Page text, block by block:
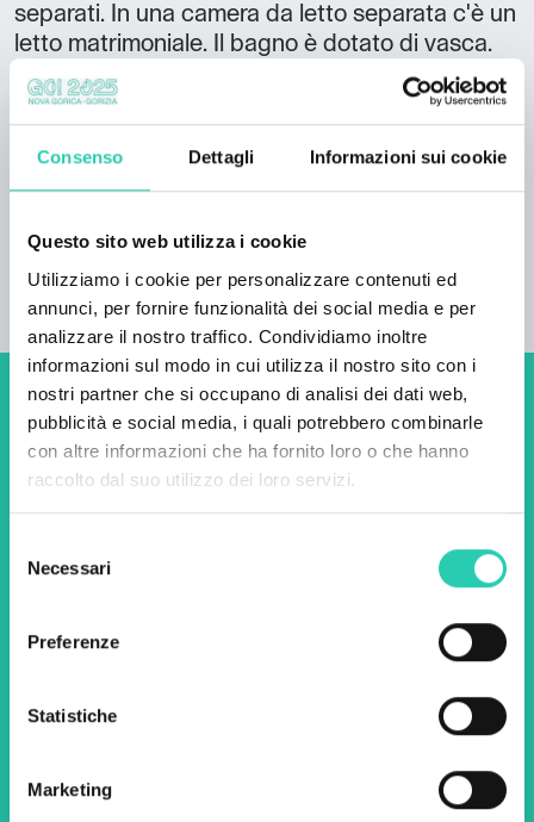
Consenso Dettagli Informazioni sui cookie
Questo sito web utilizza i cookie
Utilizziamo i cookie per personalizzare contenuti ed
annunci, per fornire funzionalità dei social media e per
analizzare il nostro traffico. Condividiamo inoltre
informazioni sul modo in cui utilizza il nostro sito con i
nostri partner che si occupano di analisi dei dati web,
pubblicità e social media, i quali potrebbero combinarle
con altre informazioni che ha fornito loro o che hanno
raccolto dal suo utilizzo dei loro servizi.
delNecessari
Preferenze
Statistiche
Marketing
separati. In una camera da letto separata c'è un
letto matrimoniale. Il bagno è dotato di vasca.
Possiamo anche noleggiare un lettino per
bambini. L'appartamento è adatto per 2-5
persone. La casa è vicina al centro e all'area
verde.
Non perderti i prossimi
eventi! Iscriviti alla
iniziative.